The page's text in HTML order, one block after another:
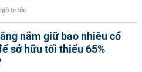
trước
nắm giữ bao nhiêu cổ
sở hữu tối thiểu 65%